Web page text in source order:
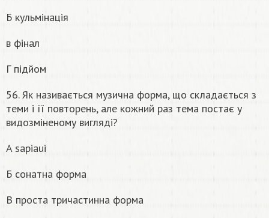
Б кульмінація
в фінал
Г підйом
56. Як називається музична форма, що складається з
теми і її повторень, але кожний раз тема постає у
видозміненому вигляді?
A sapiaui
Б сонатна форма
В проста тричастинна форма